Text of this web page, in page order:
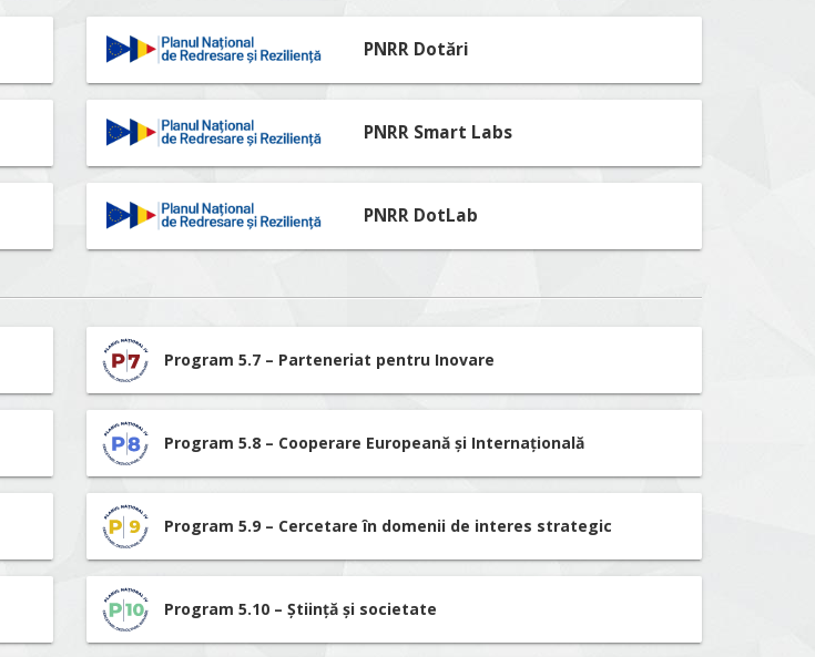
PNRR Dotări
PNRR Smart Labs
PNRR DotLab
Program 5.7 – Parteneriat pentru Inovare
Program 5.8 – Cooperare Europeană și Internațională
Program 5.9 – Cercetare în domenii de interes strategic
Program 5.10 – Știință și societate